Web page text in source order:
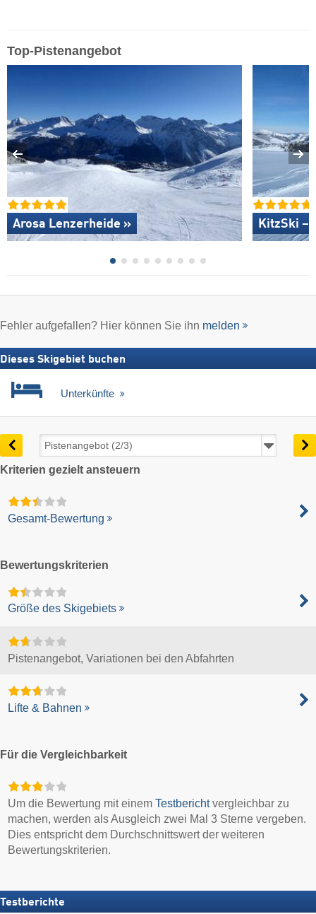
Top-Pistenangebot
Arosa Lenzerheide » KitzSki –
Fehler aufgefallen? Hier können Sie ihn melden
Dieses Skigebiet buchen
Unterkünfte
Kriterien gezielt ansteuern
Gesamt-Bewertung
Bewertungskriterien
Größe des Skigebiets
Pistenangebot, Variationen bei den Abfahrten
Lifte & Bahnen
Für die Vergleichbarkeit
Um die Bewertung mit einemTestberichtvergleichbar zu
machen, werden als Ausgleich zwei Mal 3 Sterne vergeben.
Dies entspricht dem Durchschnittswert der weiteren
Bewertungskriterien.
Testberichte